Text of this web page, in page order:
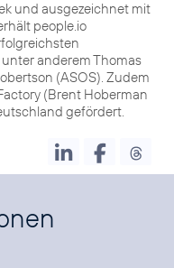
und ausgezeichnet mit
people.io
anderem Thomas
(ASOS). Zudem
(Brent Hoberman
gefördert.